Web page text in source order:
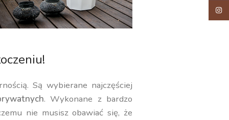
Są wybierane najczęściej
. Wykonane z bardzo
nie musisz obawiać się, że